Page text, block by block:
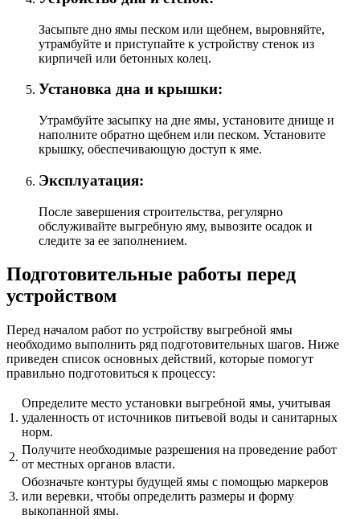
Засыпьте дно ямы песком или щебнем, выровняйте,
утрамбуйте и приступайте к устройству стенок из
кирпичей или бетонных колец.
Установка дна и крышки:
Утрамбуйте засыпку на дне ямы, установите днище и
наполните обратно щебнем или песком. Установите
крышку, обеспечивающую доступ к яме.
Эксплуатация:
После завершения строительства, регулярно
обслуживайте выгребную яму, вывозите осадок и
следите за ее заполнением.
Подготовительные работы перед
устройством
Перед началом работ по устройству выгребной ямы
необходимо выполнить ряд подготовительных шагов. Ниже
приведен список основных действий, которые помогут
правильно подготовиться к процессу:
1.
Определите место установки выгребной ямы, учитывая
удаленность от источников питьевой воды и санитарных
норм.
2.
Получите необходимые разрешения на проведение работ
от местных органов власти.
3.
Обозначьте контуры будущей ямы с помощью маркеров
или веревки, чтобы определить размеры и форму
выкопанной ямы.